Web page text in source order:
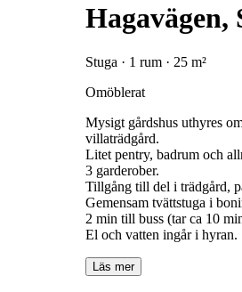
Hagavägen,
Stuga · 1 rum · 25 m²
Omöblerat
Mysigt gårdshus uthyres
villaträdgård.
Litet pentry, badrum och
3 garderober.
Tillgång till del i trädgård,
Gemensam tvättstuga i
2 min till buss (tar ca 10
El och vatten ingår i hyran.
Läs mer